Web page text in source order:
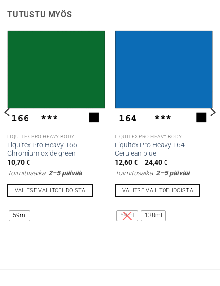
TUTUSTU MYÖS
LIQUITEX PRO HEAVY BODY
Liquitex Pro Heavy 166
Chromium oxide green
10,70€
Toimitusaika:2–5 päivää
VALITSE VAIHTOEHDOISTA
tuotteella
on
59ml
LIQUITEX PRO HEAVY BODY
Liquitex Pro Heavy 164
Cerulean blue
12,60€ – 24,40€Hintaluokka:
-
Toimitusaika:2–5 päivää
VALITSE VAIHTOEHDOISTA
tuotteella
on
59ml 138ml